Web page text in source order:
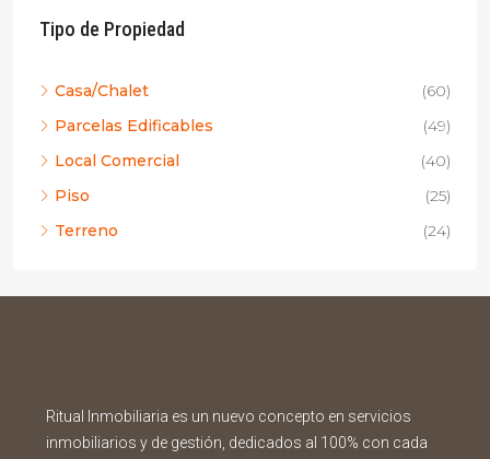
Tipo de Propiedad
Casa/Chalet
(60)
Parcelas Edificables
(49)
Local Comercial
(40)
Piso
(25)
Terreno
(24)
Ritual Inmobiliaria es un nuevo concepto en servicios
inmobiliarios y de gestión, dedicados al 100% con cada